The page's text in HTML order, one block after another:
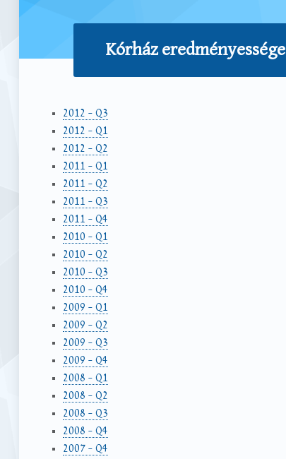
Kórház eredményessége
2012 – Q3
2012 – Q1
2012 – Q2
2011 – Q1
2011 – Q2
2011 – Q3
2011 – Q4
2010 – Q1
2010 – Q2
2010 – Q3
2010 – Q4
2009 – Q1
2009 – Q2
2009 – Q3
2009 – Q4
2008 – Q1
2008 – Q2
2008 – Q3
2008 – Q4
2007 – Q4